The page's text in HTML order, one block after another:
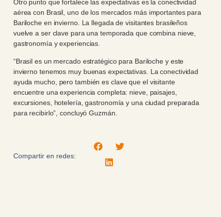
Otro punto que fortalece las expectativas es la conectividad
aérea con Brasil, uno de los mercados más importantes para
Bariloche en invierno. La llegada de visitantes brasileños
vuelve a ser clave para una temporada que combina nieve,
gastronomía y experiencias.
“Brasil es un mercado estratégico para Bariloche y este
invierno tenemos muy buenas expectativas. La conectividad
ayuda mucho, pero también es clave que el visitante
encuentre una experiencia completa: nieve, paisajes,
excursiones, hotelería, gastronomía y una ciudad preparada
para recibirlo”, concluyó Guzmán.
Compartir en redes: